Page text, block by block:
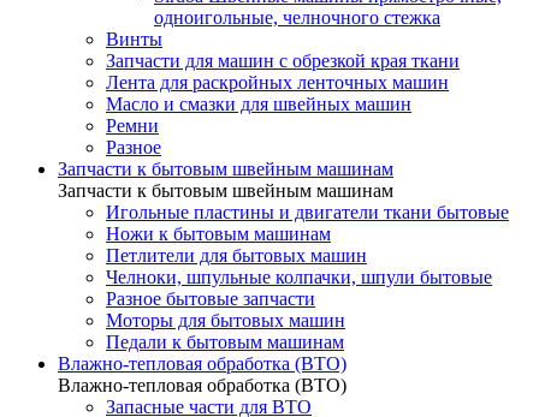
одноигольные, челночного стежка
Винты
Запчасти для машин с обрезкой края ткани
Лента для раскройных ленточных машин
Масло и смазки для швейных машин
Ремни
Разное
Запчасти к бытовым швейным машинам
Запчасти к бытовым швейным машинам
Игольные пластины и двигатели ткани бытовые
Ножи к бытовым машинам
Петлители для бытовых машин
Челноки, шпульные колпачки, шпули бытовые
Разное бытовые запчасти
Моторы для бытовых машин
Педали к бытовым машинам
Влажно-тепловая обработка (ВТО)
Влажно-тепловая обработка (ВТО)
Запасные части для ВТО